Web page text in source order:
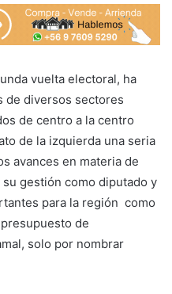
vuelta electoral, ha
de diversos sectores
de centro a la centro
de la izquierda una seria
avances en materia de
gestión como diputado y
para la región como
de
solo por nombrar